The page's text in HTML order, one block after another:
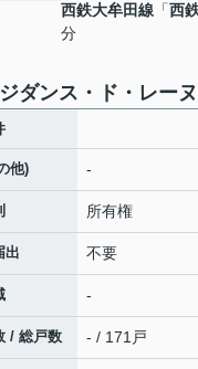
西鉄大牟田線 「西
分
ダンス・ド・レー
他) -
所有権
出 不要
-
/ 総戸数 - / 171戸